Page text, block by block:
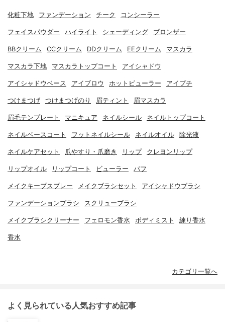
化粧下地 ファンデーション チーク コンシーラー
フェイスパウダー ハイライト シェーディング ブロンザー
BBクリーム CCクリーム DDクリーム EEクリーム マスカラ
マスカラ下地 マスカラトップコート アイシャドウ
アイシャドウベース アイブロウ ホットビューラー アイプチ
つけまつげ つけまつげのり 眉ティント 眉マスカラ
眉毛テンプレート マニキュア ネイルシール ネイルトップコート
ネイルベースコート フットネイルシール ネイルオイル 除光液
ネイルケアセット 爪やすり・爪磨き リップ クレヨンリップ
リップオイル リップコート ビューラー パフ
メイクキープスプレー メイクブラシセット アイシャドウブラシ
ファンデーションブラシ スクリューブラシ
メイクブラシクリーナー フェロモン香水 ボディミスト 練り香水
香水
カテゴリ一覧へ
よく見られている人気おすすめ記事